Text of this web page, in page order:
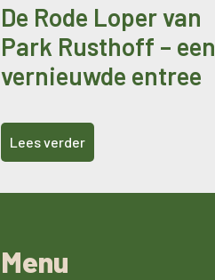
De Rode Loper van
Park Rusthoff – een
vernieuwde entree
Lees verder
Menu